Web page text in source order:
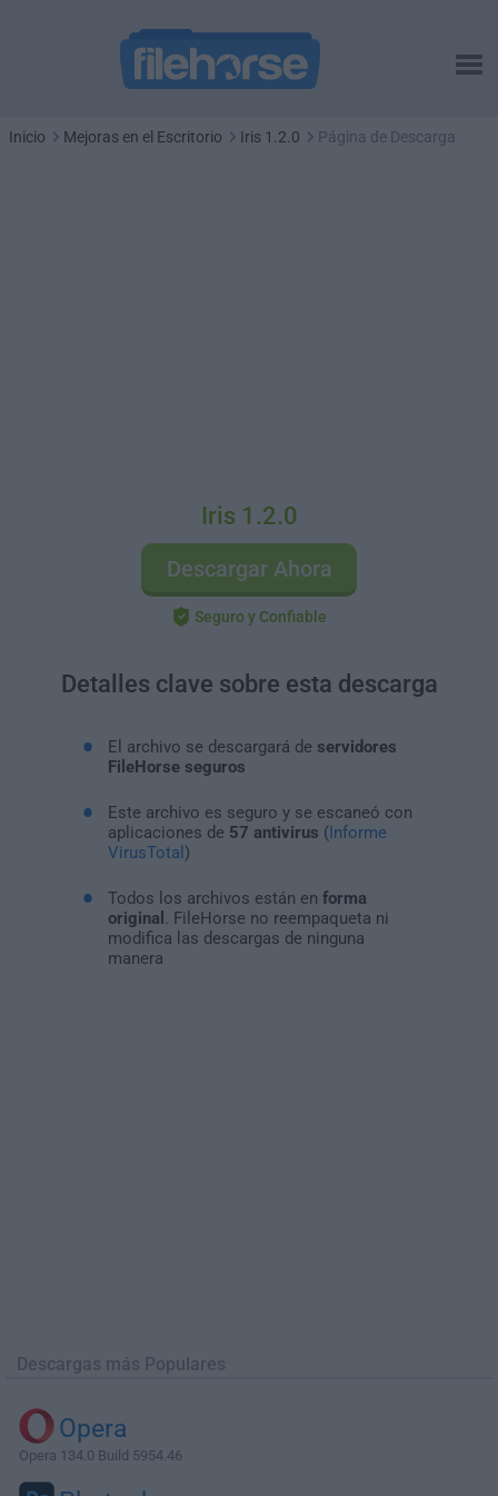
Inicio Mejoras en el Escritorio Iris 1.2.0 Página de Descarga
Iris 1.2.0
Descargar Ahora
Seguro y Confiable
Detalles clave sobre esta descarga
El archivo se descargará de servidores
FileHorse seguros
Este archivo es seguro y se escaneó con
aplicaciones de 57 antivirus (Informe
VirusTotal )
Todos los archivos están en forma
original
. FileHorse no reempaqueta ni
modifica las descargas de ninguna
manera
Descargas más Populares
Opera
Opera 134.0 Build 5954.46